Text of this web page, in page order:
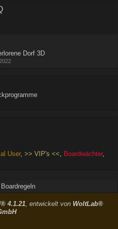
Dorf 3D
User >> VIP's <<
Boardwächter
Boardregeln
4.1.21, entwickelt von WoltLab®